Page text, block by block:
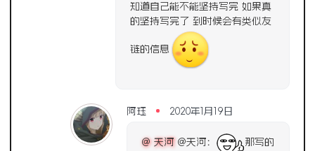
知道自己能不能坚持写完 如果真
的坚持写完了 到时候会有类似友
链的信息
阿珏 2020年1月19日
@ 天河 @天河：
那写的